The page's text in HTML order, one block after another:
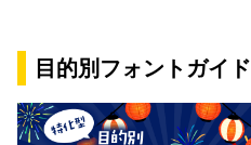
目的別フォントガイド